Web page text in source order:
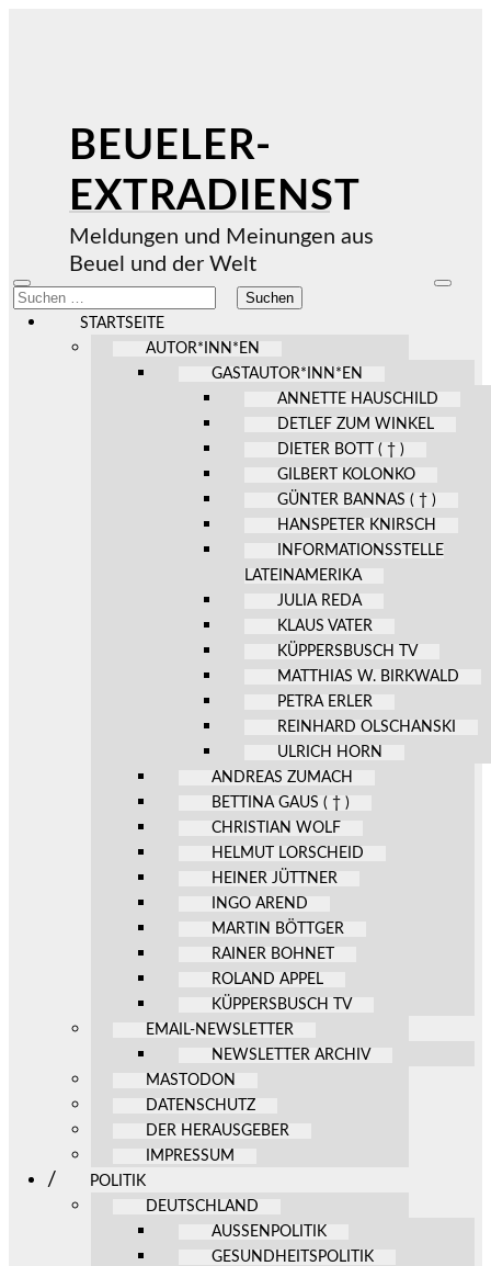
BEUELER-
EXTRADIENST
Meldungen und Meinungen aus
Beuel und der Welt
Mobile-
Menü
ein-/ausblenden
Suchen
nach:
STARTSEITE
AUTOR*INN*EN
GASTAUTOR*INN*EN
ANNETTE HAUSCHILD
DETLEF ZUM WINKEL
DIETER BOTT ( † )
GILBERT KOLONKO
GÜNTER BANNAS ( † )
HANSPETER KNIRSCH
INFORMATIONSSTELLE
LATEINAMERIKA
JULIA REDA
KLAUS VATER
KÜPPERSBUSCH TV
MATTHIAS W. BIRKWALD
PETRA ERLER
REINHARD OLSCHANSKI
ULRICH HORN
ANDREAS ZUMACH
BETTINA GAUS ( † )
CHRISTIAN WOLF
HELMUT LORSCHEID
HEINER JÜTTNER
INGO AREND
MARTIN BÖTTGER
RAINER BOHNET
ROLAND APPEL
KÜPPERSBUSCH TV
EMAIL-NEWSLETTER
NEWSLETTER ARCHIV
MASTODON
DATENSCHUTZ
DER HERAUSGEBER
IMPRESSUM
POLITIK
DEUTSCHLAND
AUSSENPOLITIK
GESUNDHEITSPOLITIK